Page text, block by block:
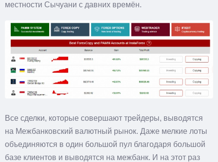
местности Сычуани с давних времён.
Все сделки, которые совершают трейдеры, выводятся
на Межбанковский валютный рынок. Даже мелкие лоты
объединяются в один большой пул благодаря большой
базе клиентов и выводятся на межбанк. И на этот раз